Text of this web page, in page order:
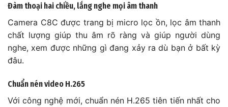
Đàm thoại hai chiều, lắng nghe mọi âm thanh
Camera C8C được trang bị micro lọc ồn, lọc âm thanh
chất lượng giúp thu âm rõ ràng và giúp người dùng
nghe, xem được những gì đang xảy ra dù bạn ở bất kỳ
đâu.
Chuẩn nén video H.265
Với công nghệ mới, chuẩn nén H.265 tiên tiến nhất cho